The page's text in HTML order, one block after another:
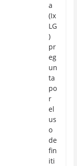
a
(Ix
LG
)
pr
eg
un
ta
po
r
el
us
o
de
fin
iti